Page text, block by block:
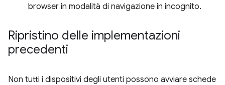
browser in modalità di navigazione in incognito.
Ripristino delle implementazioni
precedenti
Non tutti i dispositivi degli utenti possono avviare schede